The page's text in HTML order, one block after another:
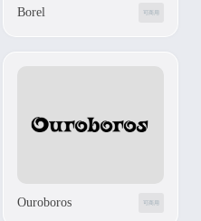
Borel 可商用
Ouroboros 可商用